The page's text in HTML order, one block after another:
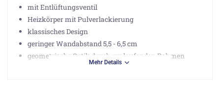
mit Entlüftungsventil
Heizkörper mit Pulverlackierung
klassisches Design
geringer Wandabstand 5,5 - 6,5 cm
geometrische Optik durch umlaufenden Rahmen
Mehr Details